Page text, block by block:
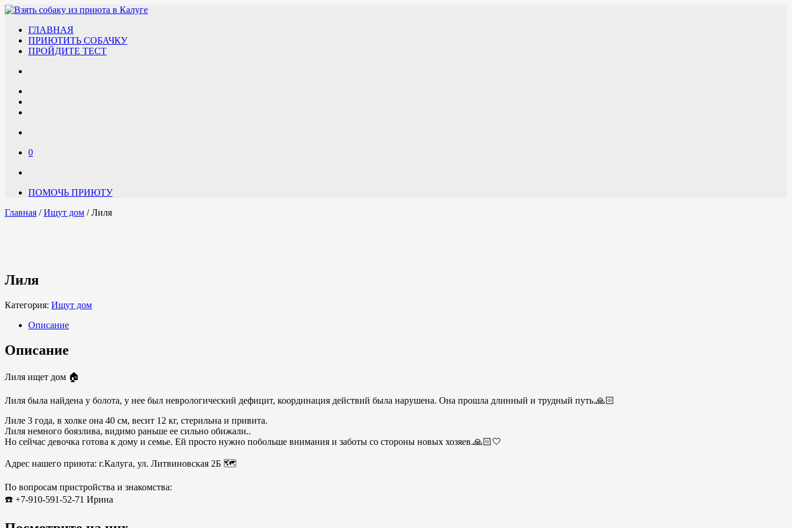
ГЛАВНАЯ
ПРИЮТИТЬ СОБАЧКУ
ПРОЙДИТЕ ТЕСТ
0
ПОМОЧЬ ПРИЮТУ
Главная /Ищут дом / Лиля
Лиля
Категория: Ищут дом
Описание
Описание
Лиля ищет дом 🏠
Лиля была найдена у болота, у нее был неврологический дефицит, координация действий была нарушена. Она прошла длинный и трудный путь.🙏🏻
Лиле 3 года, в холке она 40 см, весит 12 кг, стерильна и привита.
Лиля немного боязлива, видимо раньше ее сильно обижали..
Но сейчас девочка готова к дому и семье. Ей просто нужно побольше внимания и заботы со стороны новых хозяев.🙏🏻🤍
Адрес нашего приюта: г.Калуга, ул. Литвиновская 2Б 🗺️
По вопросам пристройства и знакомства:
☎️ +7-910-591-52-71 Ирина